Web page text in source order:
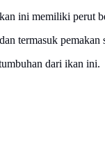
ini memiliki perut
termasuk pemakan
dari ikan ini.